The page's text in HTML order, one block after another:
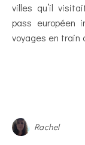
villes qu’il
pass européen
voyages en train
Rachel